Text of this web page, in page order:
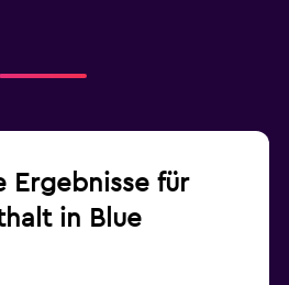
Ergebnisse für
in Blue